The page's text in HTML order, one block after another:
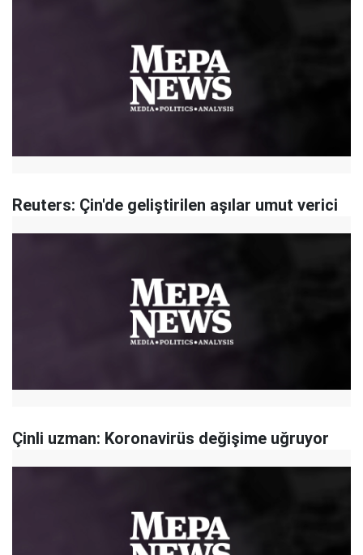
Reuters: Çin'de geliştirilen aşılar umut verici
Çinli uzman: Koronavirüs değişime uğruyor